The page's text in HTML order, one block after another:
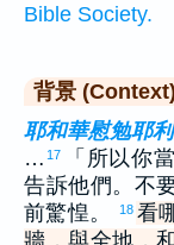
Bible Society.
背景 (Context)
耶和華慰勉耶
… 17
「所以你
告訴他們。不
前驚惶。
18 看
牆，與全地，